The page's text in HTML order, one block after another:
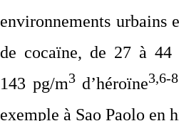
environnements urbains
de cocaïne, de 27 à 44
143 pg/m3 d’héroïne3,6-8
exemple à Sao Paolo en